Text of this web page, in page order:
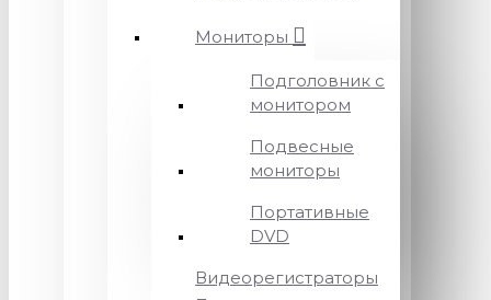
Мониторы
Подголовник с
монитором
Подвесные
мониторы
Портативные
DVD
Видеорегистраторы